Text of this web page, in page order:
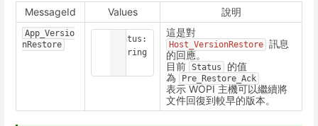
MessageId Values 說明
App_Versio
nRestore
Status:
<string
這是對
Host_VersionRestore 訊息
的回應。
目前 Status
的值
為
Pre_Restore_Ack
表示 WOPI 主機可以繼續將
文件回復到較早的版本。